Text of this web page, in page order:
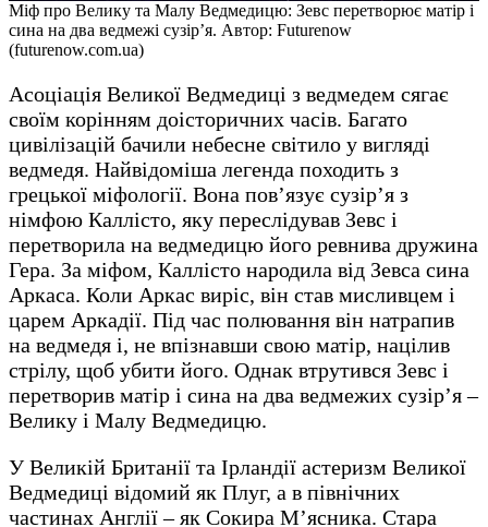
Міф про Велику та Малу Ведмедицю: Зевс перетворює матір і
сина на два ведмежі сузір’я. Автор: Futurenow
(futurenow.com.ua)
Асоціація Великої Ведмедиці з ведмедем сягає
своїм корінням доісторичних часів. Багато
цивілізацій бачили небесне світило у вигляді
ведмедя. Найвідоміша легенда походить з
грецької міфології. Вона пов’язує сузір’я з
німфою Каллісто, яку переслідував Зевс і
перетворила на ведмедицю його ревнива дружина
Гера. За міфом, Каллісто народила від Зевса сина
Аркаса. Коли Аркас виріс, він став мисливцем і
царем Аркадії. Під час полювання він натрапив
на ведмедя і, не впізнавши свою матір, націлив
стрілу, щоб убити його. Однак втрутився Зевс і
перетворив матір і сина на два ведмежих сузір’я –
Велику і Малу Ведмедицю.
У Великій Британії та Ірландії астеризм Великої
Ведмедиці відомий як Плуг, а в північних
частинах Англії – як Сокира М’ясника. Стара